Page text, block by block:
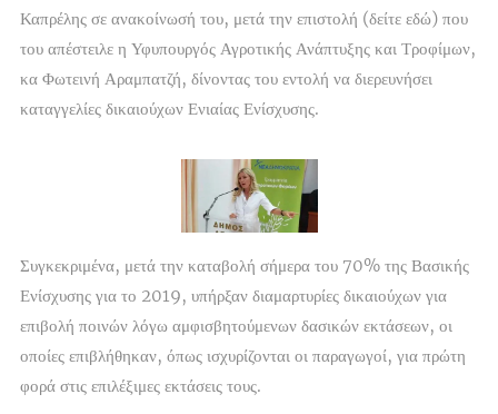
Καπρέλης σε ανακοίνωσή του, μετά την επιστολή (δείτε εδώ) που
του απέστειλε η Υφυπουργός Αγροτικής Ανάπτυξης και Τροφίμων,
κα Φωτεινή Αραμπατζή, δίνοντας του εντολή να διερευνήσει
καταγγελίες δικαιούχων Ενιαίας Ενίσχυσης.
Συγκεκριμένα, μετά την καταβολή σήμερα του 70% της Βασικής
Ενίσχυσης για το 2019, υπήρξαν διαμαρτυρίες δικαιούχων για
επιβολή ποινών λόγω αμφισβητούμενων δασικών εκτάσεων, οι
οποίες επιβλήθηκαν, όπως ισχυρίζονται οι παραγωγοί, για πρώτη
φορά στις επιλέξιμες εκτάσεις τους.